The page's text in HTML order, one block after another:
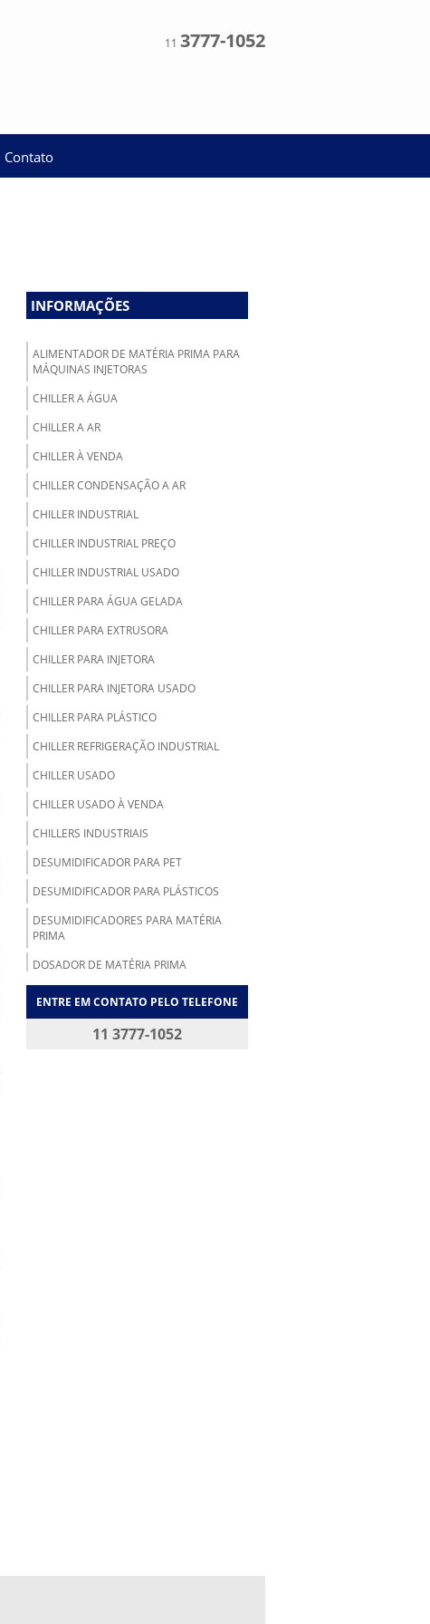
11 3777-1052
Contato
INFORMAÇÕES
ALIMENTADOR DE MATÉRIA PRIMA PARA
MÁQUINAS INJETORAS
CHILLER A ÁGUA
CHILLER A AR
CHILLER À VENDA
CHILLER CONDENSAÇÃO A AR
CHILLER INDUSTRIAL
CHILLER INDUSTRIAL PREÇO
CHILLER INDUSTRIAL USADO
CHILLER PARA ÁGUA GELADA
CHILLER PARA EXTRUSORA
CHILLER PARA INJETORA
CHILLER PARA INJETORA USADO
CHILLER PARA PLÁSTICO
CHILLER REFRIGERAÇÃO INDUSTRIAL
CHILLER USADO
CHILLER USADO À VENDA
CHILLERS INDUSTRIAIS
DESUMIDIFICADOR PARA PET
DESUMIDIFICADOR PARA PLÁSTICOS
DESUMIDIFICADORES PARA MATÉRIA
PRIMA
DOSADOR DE MATÉRIA PRIMA
DRY COOLER INDUSTRIAL
ENTRE EM CONTATO PELO TELEFONE
11 3777-1052